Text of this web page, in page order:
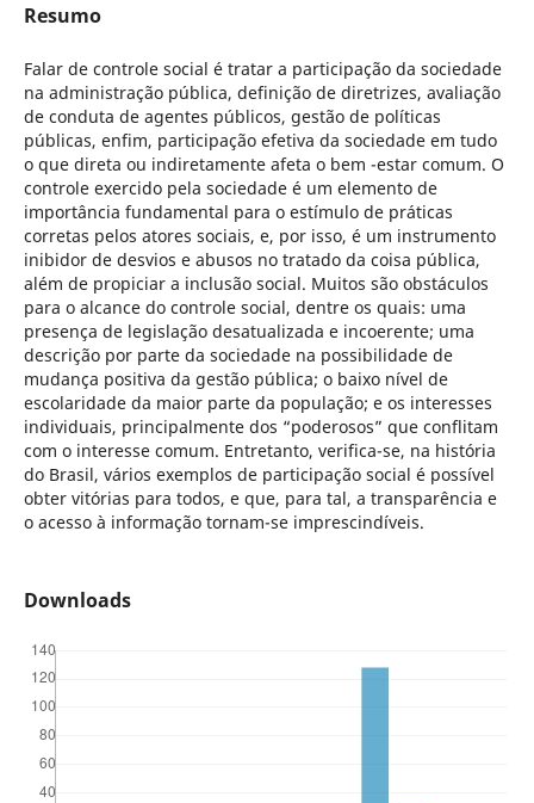
Resumo
Falar de controle social é tratar a participação da sociedade
na administração pública, definição de diretrizes, avaliação
de conduta de agentes públicos, gestão de políticas
públicas, enfim, participação efetiva da sociedade em tudo
o que direta ou indiretamente afeta o bem -estar comum. O
controle exercido pela sociedade é um elemento de
importância fundamental para o estímulo de práticas
corretas pelos atores sociais, e, por isso, é um instrumento
inibidor de desvios e abusos no tratado da coisa pública,
além de propiciar a inclusão social. Muitos são obstáculos
para o alcance do controle social, dentre os quais: uma
presença de legislação desatualizada e incoerente; uma
descrição por parte da sociedade na possibilidade de
mudança positiva da gestão pública; o baixo nível de
escolaridade da maior parte da população; e os interesses
individuais, principalmente dos “poderosos” que conflitam
com o interesse comum. Entretanto, verifica-se, na história
do Brasil, vários exemplos de participação social é possível
obter vitórias para todos, e que, para tal, a transparência e
o acesso à informação tornam-se imprescindíveis.
Downloads